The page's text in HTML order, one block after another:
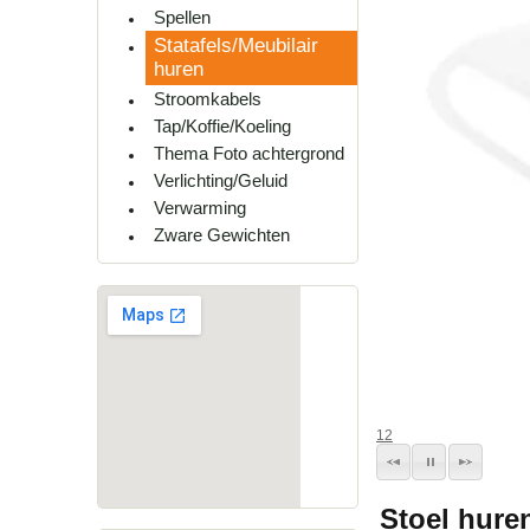
Spellen
Statafels/Meubilair
huren
Stroomkabels
Tap/Koffie/Koeling
Thema Foto achtergrond
Verlichting/Geluid
Verwarming
Zware Gewichten
12
Stoel